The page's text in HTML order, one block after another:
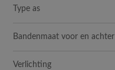
Type as
Bandenmaat voor en achter
Verlichting